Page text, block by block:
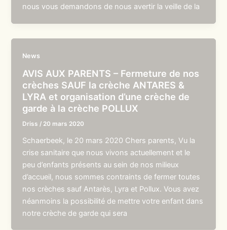
nous vous demandons de nous avertir la veille de la
News
AVIS AUX PARENTS – Fermeture de nos
crèches SAUF la crèche ANTARES &
LYRA et organisation d’une crèche de
garde à la crèche POLLUX
Driss / 20 mars 2020
Schaerbeek, le 20 mars 2020 Chers parents, Vu la
crise sanitaire que nous vivons actuellement et le
peu d’enfants présents au sein de nos milieux
d’accueil, nous sommes contraints de fermer toutes
nos crèches sauf Antarès, Lyra et Pollux. Vous avez
néanmoins la possibilité de mettre votre enfant dans
notre crèche de garde qui sera